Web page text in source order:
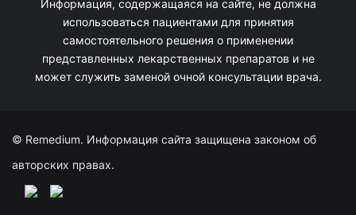
Информация, содержащаяся на сайте, не должна
использоваться пациентами для принятия
самостоятельного решения о применении
представленных лекарственных препаратов и не
может служить заменой очной консультации врача.
© Remedium. Информация сайта защищена законом об
авторских правах.